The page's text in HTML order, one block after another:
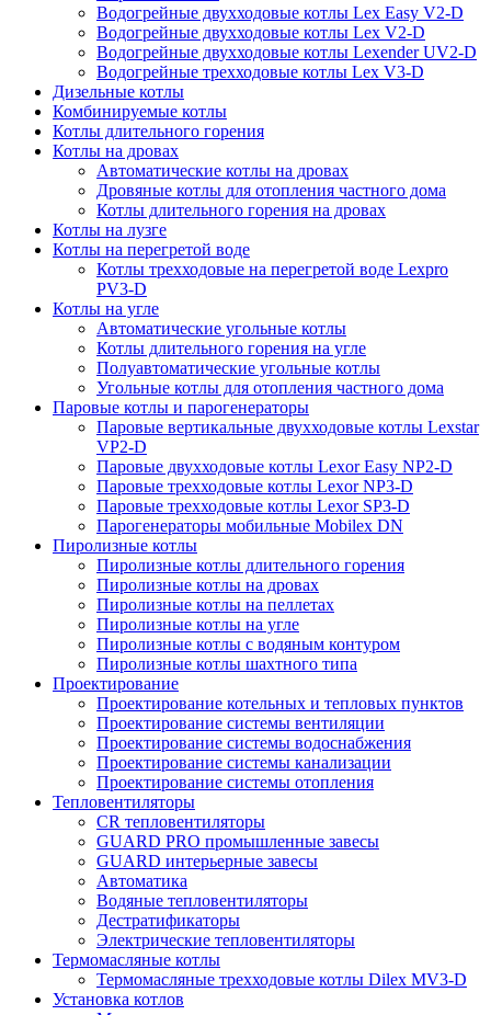
Водогрейные двухходовые котлы Lex Easy V2-D
Водогрейные двухходовые котлы Lex V2-D
Водогрейные двухходовые котлы Lexender UV2-D
Водогрейные трехходовые котлы Lex V3-D
Дизельные котлы
Комбинируемые котлы
Котлы длительного горения
Котлы на дровах
Автоматические котлы на дровах
Дровяные котлы для отопления частного дома
Котлы длительного горения на дровах
Котлы на лузге
Котлы на перегретой воде
Котлы трехходовые на перегретой воде Lexpro
PV3-D
Котлы на угле
Автоматические угольные котлы
Котлы длительного горения на угле
Полуавтоматические угольные котлы
Угольные котлы для отопления частного дома
Паровые котлы и парогенераторы
Паровые вертикальные двухходовые котлы Lexstar
VP2-D
Паровые двухходовые котлы Lexor Easy NP2-D
Паровые трехходовые котлы Lexor NP3-D
Паровые трехходовые котлы Lexor SP3-D
Парогенераторы мобильные Mobilex DN
Пиролизные котлы
Пиролизные котлы длительного горения
Пиролизные котлы на дровах
Пиролизные котлы на пеллетах
Пиролизные котлы на угле
Пиролизные котлы с водяным контуром
Пиролизные котлы шахтного типа
Проектирование
Проектирование котельных и тепловых пунктов
Проектирование системы вентиляции
Проектирование системы водоснабжения
Проектирование системы канализации
Проектирование системы отопления
Тепловентиляторы
CR тепловентиляторы
GUARD PRO промышленные завесы
GUARD интерьерные завесы
Автоматика
Водяные тепловентиляторы
Дестратификаторы
Электрические тепловентиляторы
Термомасляные котлы
Термомасляные трехходовые котлы Dilex MV3-D
Установка котлов